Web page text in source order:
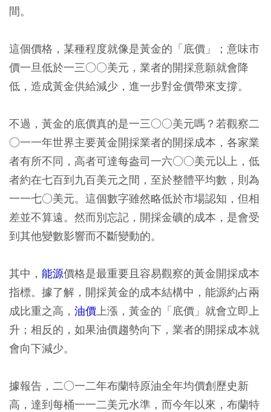
間。
這個價格，某種程度就像是黃金的「底價」；意味市
價一旦低於一三○○美元，業者的開採意願就會降
低，造成黃金供給減少，進一步對金價帶來支撐。
不過，黃金的底價真的是一三○○美元嗎？若觀察二
○一一年世界主要黃金開採業者的開採成本，各家業
者有所不同，高者可達每盎司一六○○美元以上，低
者約在七百到九百美元之間，至於整體平均數，則為
一一七○美元。這個數字雖然略低於市場認知，但相
差並不算遠。然而別忘記，開採金礦的成本，是會受
到其他變數影響而不斷變動的。
其中， 能源價格是最重要且容易觀察的黃金開採成本
指標。據了解，開採黃金的成本結構中，能源約占兩
成比重之高， 油價上漲，黃金的「底價」就會立即上
升；相反的，如果油價趨勢向下，業者的開採成本就
會向下減少。
據報告，二○一二年布蘭特原油全年均價創歷史新
高，達到每桶一一二美元水準，而今年以來，布蘭特